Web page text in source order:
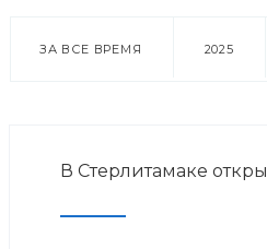
ЗА ВСЕ ВРЕМЯ 2025
В Стерлитамаке